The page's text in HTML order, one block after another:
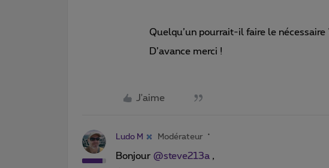
Quelqu’un pourrait-il faire le nécessaire
D’avance merci !
J'aime
Ludo M Modérateur
Bonjour @steve213a ,